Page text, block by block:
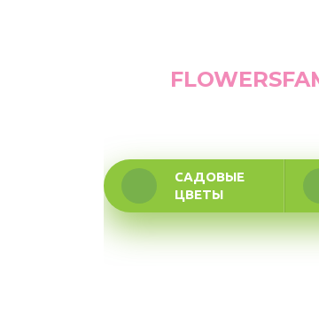
САДОВЫЕ
ЦВЕТЫ